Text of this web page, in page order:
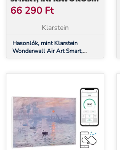
HŐSUGÁRZÓ, 80 X 60
CM, 500 W, KÉK
HULLÁMOK
66 290 Ft
Klarstein
Hasonlók, mint Klarstein
Wonderwall Air Art Smart,
infravörös hősugárzó, 80 x 60